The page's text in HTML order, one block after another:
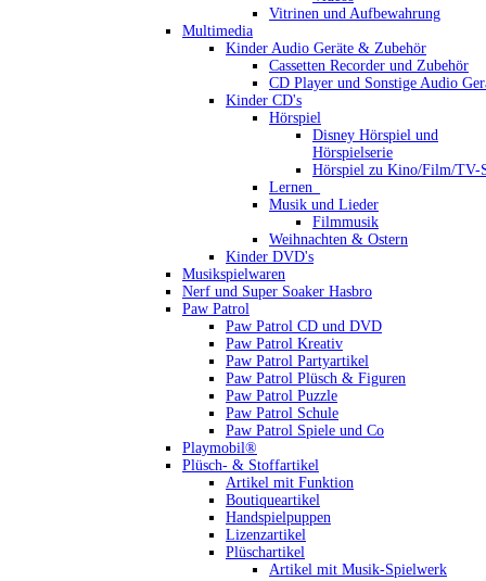
Vitrinen und Aufbewahrung
Multimedia
Kinder Audio Geräte & Zubehör
Cassetten Recorder und Zubehör
CD Player und Sonstige Audio
Kinder CD's
Hörspiel
Disney Hörspiel und
Hörspielserie
Hörspiel zu Kino/Film/TV-
Lernen_
Musik und Lieder
Filmmusik
Weihnachten & Ostern
Kinder DVD's
Musikspielwaren
Nerf und Super Soaker Hasbro
Paw Patrol
Paw Patrol CD und DVD
Paw Patrol Kreativ
Paw Patrol Partyartikel
Paw Patrol Plüsch & Figuren
Paw Patrol Puzzle
Paw Patrol Schule
Paw Patrol Spiele und Co
Playmobil®
Plüsch- & Stoffartikel
Artikel mit Funktion
Boutiqueartikel
Handspielpuppen
Lizenzartikel
Plüschartikel
Artikel mit Musik-Spielwerk